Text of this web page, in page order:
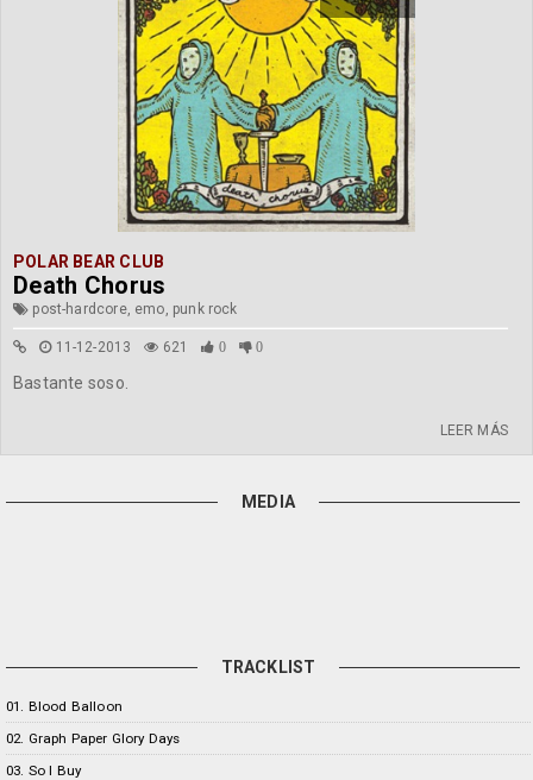
POLAR BEAR CLUB
Death Chorus
post-hardcore, emo, punk rock
11-12-2013 621 0 0
Bastante soso.
LEER MÁS
MEDIA
TRACKLIST
01. Blood Balloon
02. Graph Paper Glory Days
03. So I Buy